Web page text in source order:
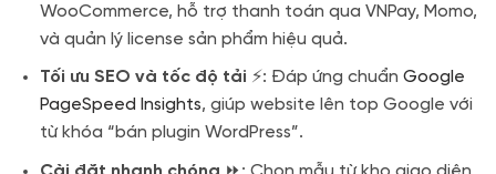
WooCommerce, hỗ trợ thanh toán qua VNPay, Momo,
và quản lý license sản phẩm hiệu quả.
Tối ưu SEO và tốc độ tải ⚡: Đáp ứng chuẩn Google
PageSpeed Insights, giúp website lên top Google với
từ khóa “bán plugin WordPress”.